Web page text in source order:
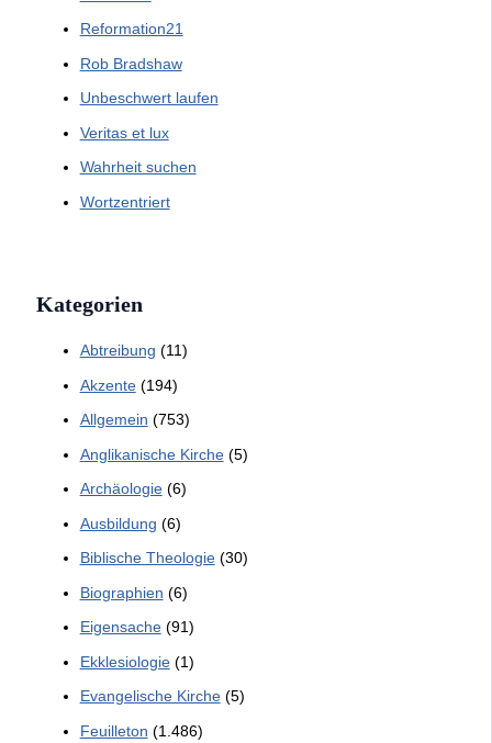
Reformation21
Rob Bradshaw
Unbeschwert laufen
Veritas et lux
Wahrheit suchen
Wortzentriert
Kategorien
Abtreibung (11)
Akzente(194)
Allgemein (753)
Anglikanische Kirche(5)
Archäologie(6)
Ausbildung (6)
Biblische Theologie(30)
Biographien (6)
Eigensache(91)
Ekklesiologie(1)
Evangelische Kirche(5)
Feuilleton (1.486)